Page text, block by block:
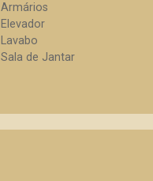
Armários
Elevador
Lavabo
Sala de Jantar